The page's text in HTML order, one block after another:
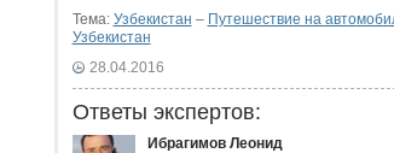
Тема: Узбекистан – Путешествие на
Узбекистан
28.04.2016
Ответы экспертов:
Ибрагимов Леонид